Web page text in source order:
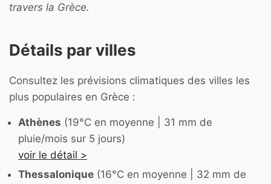
travers la Grèce.
Détails par villes
Consultez les prévisions climatiques des villes les
plus populaires en Grèce :
Athènes (19°C en moyenne | 31 mm de
pluie/mois sur 5 jours)
voir le détail >
Thessalonique (16°C en moyenne | 32 mm de